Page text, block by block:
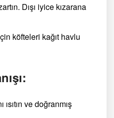
Dışı iyice kızarana
köfteleri kağıt havlu
ve doğranmış